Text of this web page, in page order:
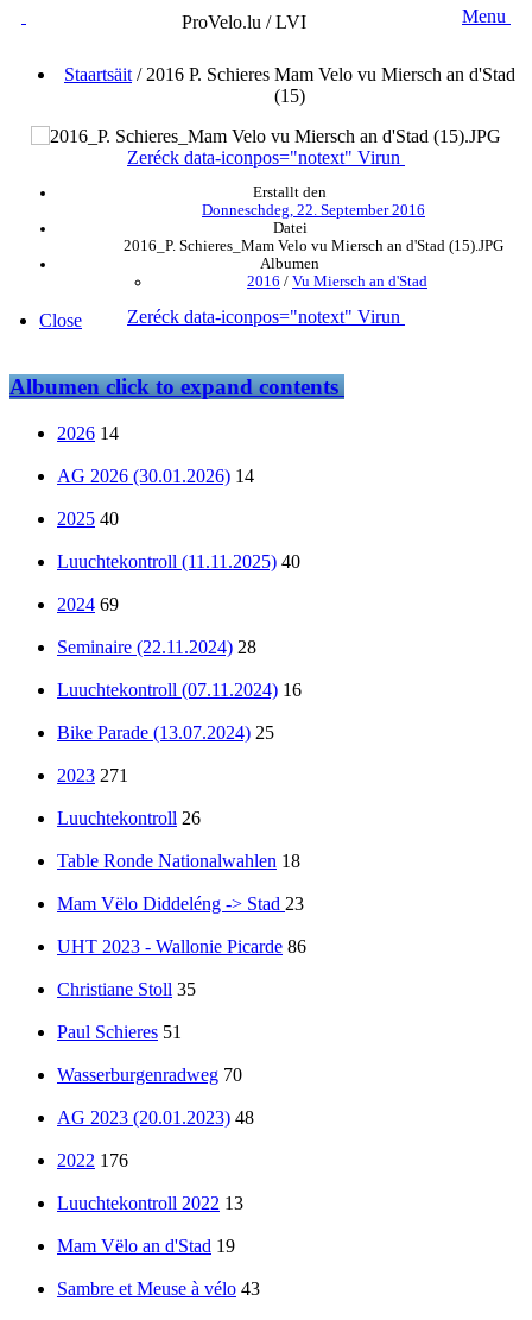
ProVelo.lu / LVI Menu
Staartsäit / 2016 P. Schieres Mam Velo vu Miersch an d'Stad
(15)
Zeréck data-iconpos="notext" Virun
Erstallt den
Donneschdeg, 22. September 2016
Datei
2016_P. Schieres_Mam Velo vu Miersch an d'Stad (15).JPG
Albumen
2016 / Vu Miersch an d'Stad
Zeréck data-iconpos="notext" Virun
Close
Albumenclick to expand contents
2026 14
AG 2026 (30.01.2026) 14
2025 40
Luuchtekontroll (11.11.2025) 40
2024 69
Seminaire (22.11.2024) 28
Luuchtekontroll (07.11.2024) 16
Bike Parade (13.07.2024) 25
2023 271
Luuchtekontroll 26
Table Ronde Nationalwahlen 18
Mam Vëlo Diddeléng -> Stad 23
UHT 2023 - Wallonie Picarde 86
Christiane Stoll 35
Paul Schieres 51
Wasserburgenradweg 70
AG 2023 (20.01.2023) 48
2022 176
Luuchtekontroll 2022 13
Mam Vëlo an d'Stad 19
Sambre et Meuse à vélo 43